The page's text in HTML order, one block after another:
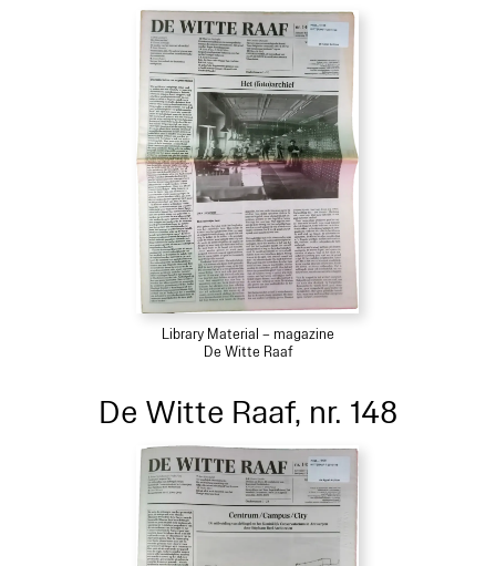
Library Material – magazine
De Witte Raaf
De Witte Raaf, nr. 148